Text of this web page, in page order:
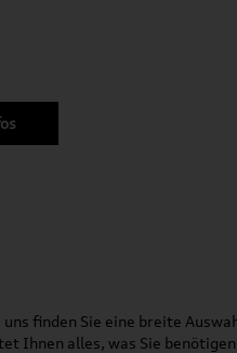
finden Sie eine breite
Ihnen alles, was Sie